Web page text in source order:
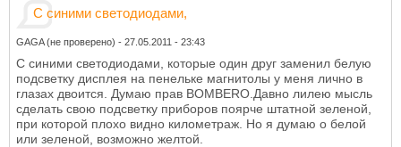
С синими светодиодами,
GAGA (не проверено) - 27.05.2011 - 23:43
С синими светодиодами, которые один друг заменил белую
подсветку дисплея на пенельке магнитолы у меня лично в
глазах двоится. Думаю прав BOMBERO.Давно лилею мысль
сделать свою подсветку приборов поярче штатной зеленой,
при которой плохо видно километраж. Но я думаю о белой
или зеленой, возможно желтой.